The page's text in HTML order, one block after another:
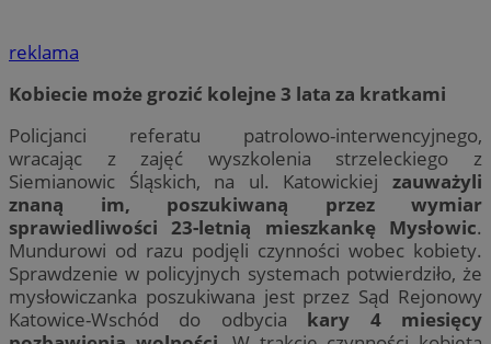
reklama
Kobiecie może grozić kolejne 3 lata za kratkami
Policjanci referatu patrolowo-interwencyjnego,
wracając z zajęć wyszkolenia strzeleckiego z
Siemianowic Śląskich, na ul. Katowickiej zauważyli
znaną im, poszukiwaną przez wymiar
sprawiedliwości 23-letnią mieszkankę Mysłowic.
Mundurowi od razu podjęli czynności wobec kobiety.
Sprawdzenie w policyjnych systemach potwierdziło, że
mysłowiczanka poszukiwana jest przez Sąd Rejonowy
Katowice-Wschód do odbycia kary 4 miesięcy